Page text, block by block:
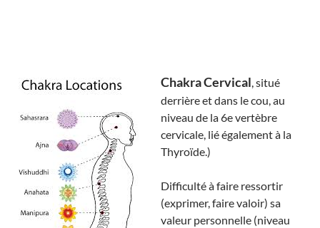
Chakra Cervical, situé
derrière et dans le cou, au
niveau de la 6e vertèbre
cervicale, lié également à la
Thyroïde.)
Difficulté à faire ressortir
(exprimer, faire valoir) sa
valeur personnelle (niveau